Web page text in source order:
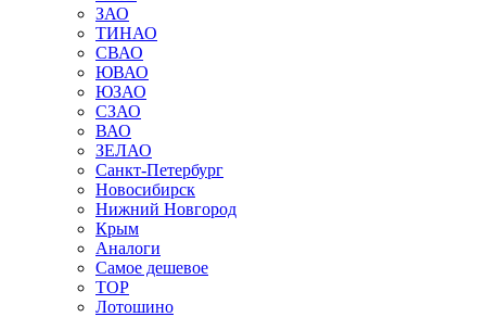
ЗАО
ТИНАО
СВАО
ЮВАО
ЮЗАО
СЗАО
ВАО
ЗЕЛАО
Санкт-Петербург
Новосибирск
Нижний Новгород
Крым
Аналоги
Самое дешевое
TOP
Лотошино